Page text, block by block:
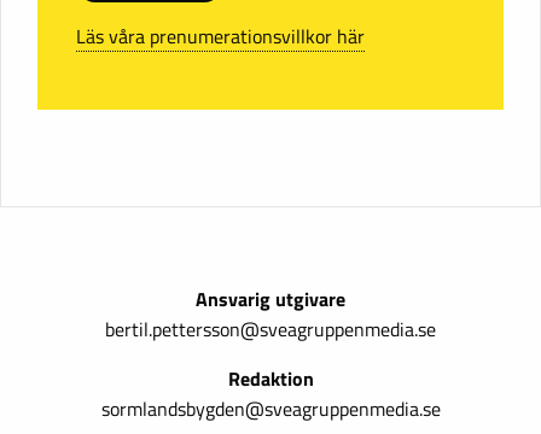
Läs våra prenumerationsvillkor här
Ansvarig utgivare
bertil.pettersson@sveagruppenmedia.se
Redaktion
sormlandsbygden@sveagruppenmedia.se